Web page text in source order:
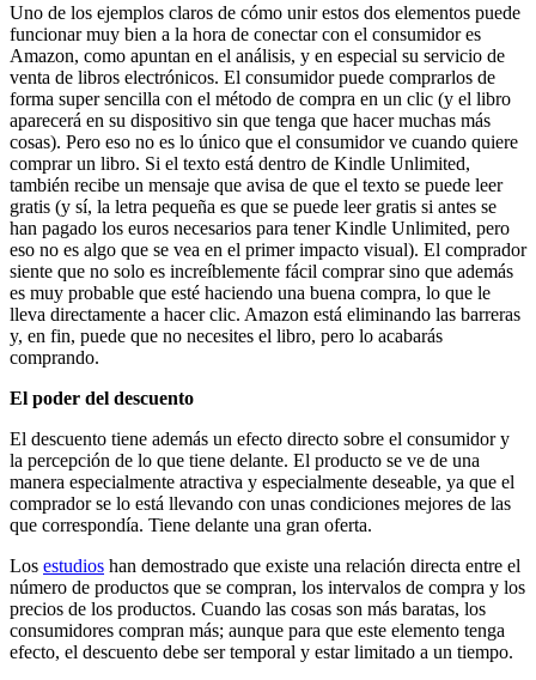
Uno de los ejemplos claros de cómo unir estos dos elementos puede
funcionar muy bien a la hora de conectar con el consumidor es
Amazon, como apuntan en el análisis, y en especial su servicio de
venta de libros electrónicos. El consumidor puede comprarlos de
forma super sencilla con el método de compra en un clic (y el libro
aparecerá en su dispositivo sin que tenga que hacer muchas más
cosas). Pero eso no es lo único que el consumidor ve cuando quiere
comprar un libro. Si el texto está dentro de Kindle Unlimited,
también recibe un mensaje que avisa de que el texto se puede leer
gratis (y sí, la letra pequeña es que se puede leer gratis si antes se
han pagado los euros necesarios para tener Kindle Unlimited, pero
eso no es algo que se vea en el primer impacto visual). El comprador
siente que no solo es increíblemente fácil comprar sino que además
es muy probable que esté haciendo una buena compra, lo que le
lleva directamente a hacer clic. Amazon está eliminando las barreras
y, en fin, puede que no necesites el libro, pero lo acabarás
comprando.
El poder del descuento
El descuento tiene además un efecto directo sobre el consumidor y
la percepción de lo que tiene delante. El producto se ve de una
manera especialmente atractiva y especialmente deseable, ya que el
comprador se lo está llevando con unas condiciones mejores de las
que correspondía. Tiene delante una gran oferta.
Los estudios han demostrado que existe una relación directa entre el
número de productos que se compran, los intervalos de compra y los
precios de los productos. Cuando las cosas son más baratas, los
consumidores compran más; aunque para que este elemento tenga
efecto, el descuento debe ser temporal y estar limitado a un tiempo.